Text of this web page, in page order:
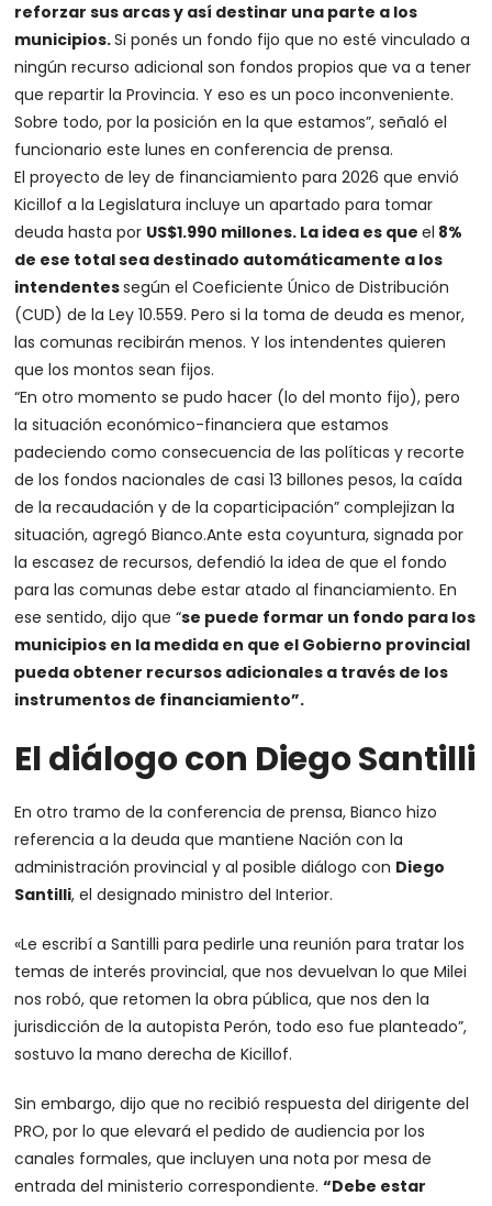
reforzar sus arcas y así destinar una parte a los
municipios.Si ponés un fondo fijo que no esté vinculado a
ningún recurso adicional son fondos propios que va a tener
que repartir la Provincia. Y eso es un poco inconveniente.
Sobre todo, por la posición en la que estamos”, señaló el
funcionario este lunes en conferencia de prensa.
El proyecto de ley de financiamiento para 2026 que envió
Kicillof a la Legislatura incluye un apartado para tomar
deuda hasta por US$1.990 millones. La idea es queel 8%
de ese total sea destinado automáticamente a los
intendentessegún el Coeficiente Único de Distribución
(CUD) de la Ley 10.559. Pero si la toma de deuda es menor,
las comunas recibirán menos. Y los intendentes quieren
que los montos sean fijos.
“En otro momento se pudo hacer (lo del monto fijo), pero
la situación económico-financiera que estamos
padeciendo como consecuencia de las políticas y recorte
de los fondos nacionales de casi 13 billones pesos, la caída
de la recaudación y de la coparticipación” complejizan la
situación, agregó Bianco.Ante esta coyuntura, signada por
la escasez de recursos, defendió la idea de que el fondo
para las comunas debe estar atado al financiamiento. En
ese sentido, dijo que “se puede formar un fondo para los
municipios en la medida en que el Gobierno provincial
pueda obtener recursos adicionales a través de los
instrumentos de financiamiento”.
El diálogo con Diego Santilli
En otro tramo de la conferencia de prensa, Bianco hizo
referencia a la deuda que mantiene Nación con la
administración provincial y al posible diálogo con Diego
Santilli, el designado ministro del Interior.
«Le escribí a Santilli para pedirle una reunión para tratar los
temas de interés provincial, que nos devuelvan lo que Milei
nos robó, que retomen la obra pública, que nos den la
jurisdicción de la autopista Perón, todo eso fue planteado”,
sostuvo la mano derecha de Kicillof.
Sin embargo, dijo que no recibió respuesta del dirigente del
PRO, por lo que elevará el pedido de audiencia por los
canales formales, que incluyen una nota por mesa de
entrada del ministerio correspondiente.“Debe estar